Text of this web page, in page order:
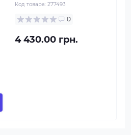
Код товара: 277493
0
4 430.00 грн.